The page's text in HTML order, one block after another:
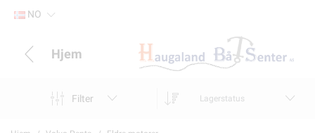
NO
Hjem
Filter Lagerstatus